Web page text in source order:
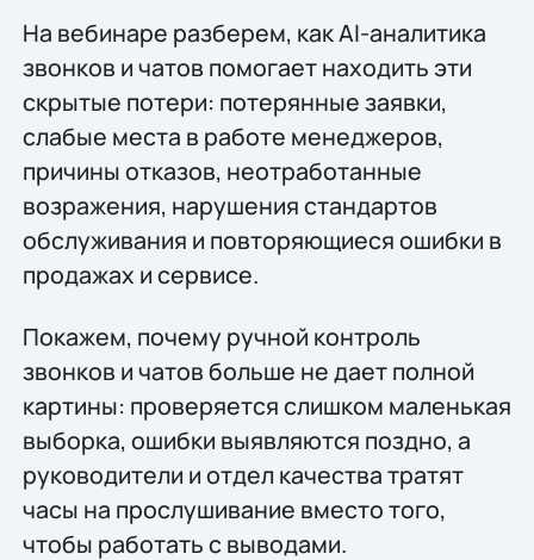
На вебинаре разберем, как AI-аналитика
звонков и чатов помогает находить эти
скрытые потери: потерянные заявки,
слабые места в работе менеджеров,
причины отказов, неотработанные
возражения, нарушения стандартов
обслуживания и повторяющиеся ошибки в
продажах и сервисе.
Покажем, почему ручной контроль
звонков и чатов больше не дает полной
картины: проверяется слишком маленькая
выборка, ошибки выявляются поздно, а
руководители и отдел качества тратят
часы на прослушивание вместо того,
чтобы работать с выводами.